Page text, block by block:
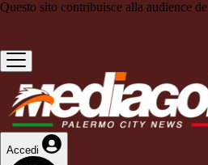
Questo sito contribuisce alla audience de
Accedi